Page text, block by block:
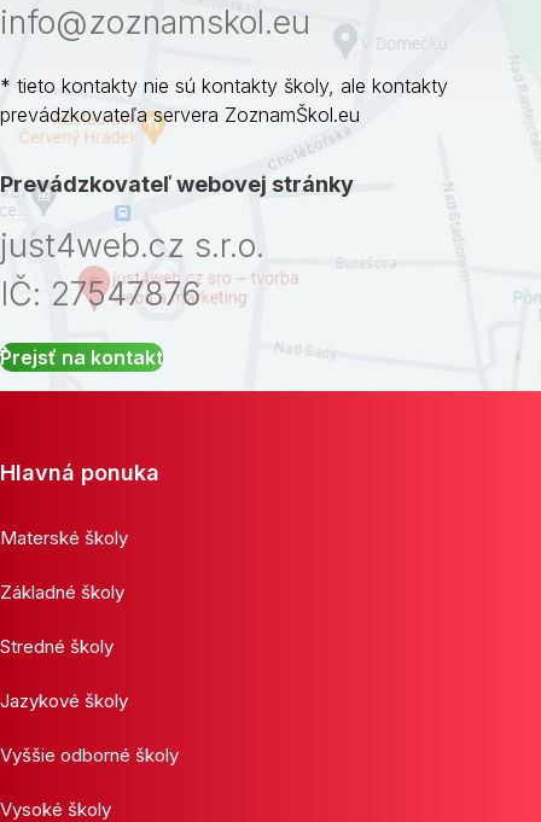
info@zoznamskol.eu
* tieto kontakty nie sú kontakty školy, ale kontakty
prevádzkovateľa servera ZoznamŠkol.eu
Prevádzkovateľ webovej stránky
just4web.cz s.r.o.
IČ: 27547876
Prejsť na kontakt
Hlavná ponuka
Materské školy
Základné školy
Stredné školy
Jazykové školy
Vyššie odborné školy
Vysoké školy